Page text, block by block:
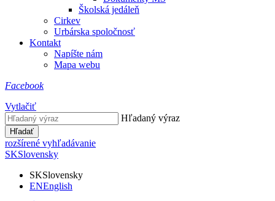
Školská jedáleň
Cirkev
Urbárska spoločnosť
Kontakt
Napíšte nám
Mapa webu
Facebook
Vytlačiť
Hľadaný výraz
Hľadať
rozšírené vyhľadávanie
SKSlovensky
SKSlovensky
ENEnglish